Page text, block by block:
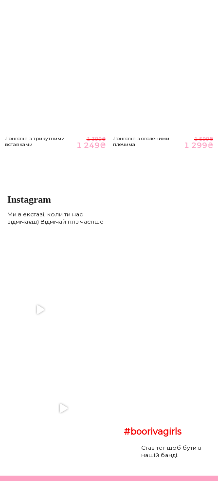
Лонгслів з трикутними
вставками
1 399₴
1 249₴
Лонгслів з оголеними
плечима
1 599₴
1 299₴
Instagram
Ми в екстазі, коли ти нас
відмічаєш) Відмічай плз частіше
#boorivagirls
Став тег щоб бути в
нашій банді.